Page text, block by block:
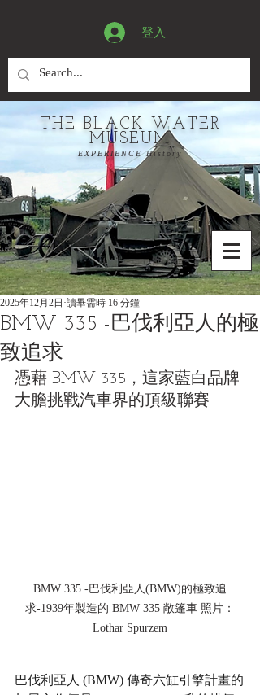
登入
THE BLACK WATER
MUSEUM
EXPERIENCE History
BMW 335 -巴伐利亞人的極
致追求
2025年12月2日 讀畢需時 16 分鐘
憑藉 BMW 335，這家藍白品牌
大膽挑戰汽車界的頂級聯賽
BMW 335 -巴伐利亞人(BMW)的極致追
求-1939年製造的 BMW 335 敞篷車 照片：
Lothar Spurzem
巴伐利亞人 (BMW) 傳奇六缸引擎計畫的